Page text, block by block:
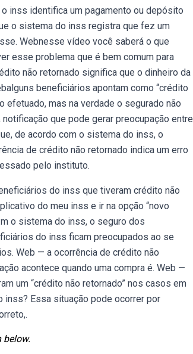
inss identifica um pagamento ou depósito
o sistema do inss registra que fez um
Webnesse vídeo você saberá o que
esse problema que é bem comum para
não retornado significa que o dinheiro da
beneficiários apontam como “crédito
mas na verdade o segurado não
que pode gerar preocupação entre
de acordo com o sistema do inss, o
de crédito não retornado indica um erro
pelo instituto.
do inss que tiveram crédito não
do meu inss e ir na opção “novo
o sistema do inss, o seguro dos
do inss ficam preocupados ao se
Web — a ocorrência de crédito não
acontece quando uma compra é. Web —
um “crédito não retornado” nos casos em
inss? Essa situação pode ocorrer por
below.